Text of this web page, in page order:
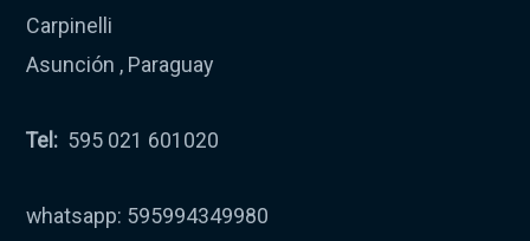
Carpinelli
Asunción , Paraguay
Tel: 595 021 601020
whatsapp: 595994349980